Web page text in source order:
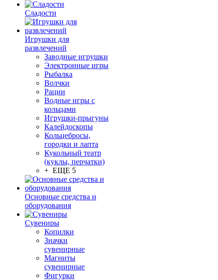
Сладости
Игрушки для
развлечений
Заводные игрушки
Электронные игры
Рыбалка
Волчки
Рации
Водные игры с
кольцами
Игрушки-прыгуны
Калейдоскопы
Кольцебросы,
городки и лапта
Кукольный театр
(куклы, перчатки)
+ ЕЩЕ 5
Основные средства и
оборудования
Сувениры
Копилки
Значки
сувенирные
Магниты
сувенирные
Фигурки